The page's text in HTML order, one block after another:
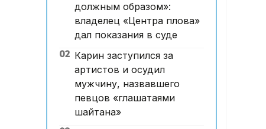
Алматыда жалған көлік
нөмірлерін сатқан тұрғын
ұсталды
17:29, 07 Тамыз 2026
ЕҮАК отырысында
электрондық сауда туралы
келісімге қол қойылды
16:49, 07 Тамыз 2026
Алматыдағы «Байсат»
должным образом»:
владелец «Центра плова»
дал показания в суде
02 Карин заступился за
артистов и осудил
мужчину, назвавшего
певцов «глашатаями
шайтана»